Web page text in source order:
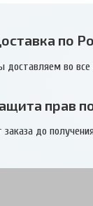
по
доставляем во все
прав
заказа до